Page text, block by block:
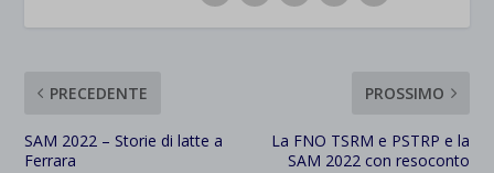
PRECEDENTE
SAM 2022 – Storie di latte a
Ferrara
PROSSIMO
La FNO TSRM e PSTRP e la
SAM 2022 con resoconto